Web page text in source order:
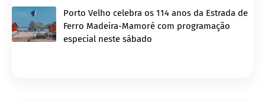
Porto Velho celebra os 114 anos da Estrada de
Ferro Madeira-Mamoré com programação
especial neste sábado